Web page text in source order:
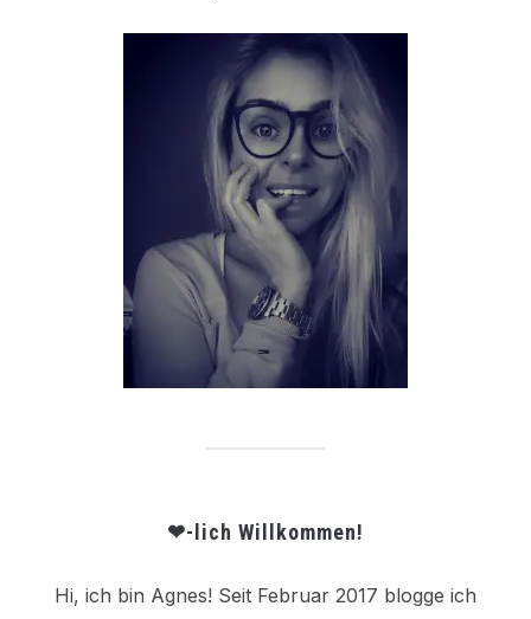
❤-lich Willkommen!
Hi, ich bin Agnes! Seit Februar 2017 blogge ich